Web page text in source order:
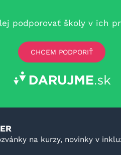
podporovať školy v ich
CHCEM PODPORIŤ
na kurzy, novinky v